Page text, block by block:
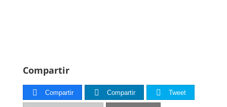
Compartir
Compartir Compartir Tweet